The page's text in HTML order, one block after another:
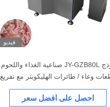
فيديو
نموذج JY-GZB80L صناعية الغذاء واللحوم
وعاء / طائرات الهليكوبتر مع تفريغ
احصل على افضل سعر